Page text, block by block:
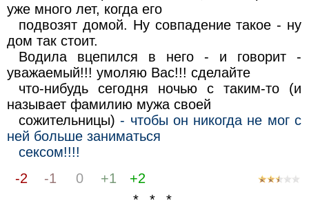
уже много лет, когда его
подвозят домой. Ну совпадение такое - ну
дом так стоит.
Водила вцепился в него - и говорит -
уважаемый!!! умоляю Вас!!! сделайте
что-нибудь сегодня ночью с таким-то (и
называет фамилию мужа своей
сожительницы)- чтобы он никогда не мог с
ней больше заниматься
ceксом!!!!
-2
-1 0 +1
+2
* * *